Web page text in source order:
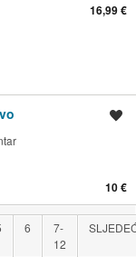
16,99 €
10 €
6
7-
12